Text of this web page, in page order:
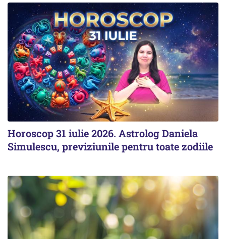
Horoscop 31 iulie 2026. Astrolog Daniela
Simulescu, previziunile pentru toate zodiile